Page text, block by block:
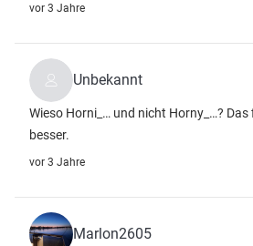
vor 3 Jahre
Unbekannt
Wieso Horni_… und nicht Horny_…?
besser.
vor 3 Jahre
Marlon2605